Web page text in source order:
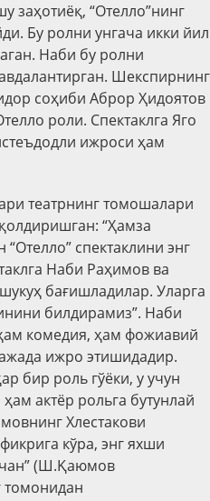
заҳотиёқ, “Отелло”нинг
Бу ролни унгача икки йил
Наби бу ролни
Шекспирнинг
соҳиби Аброр Ҳидоятов
роли. Спектаклга Яго
ижроси ҳам
театрнинг томошалари
“Ҳамза
спектаклини энг
Наби Раҳимов ва
бағишладилар. Уларга
билдирамиз”. Наби
комедия, ҳам фожиавий
ижро этишидадир.
бир роль гўёки, у учун
актёр рольга бутунлай
Хлестакови
кўра, энг яхши
(Ш.Қаюмов
томонидан